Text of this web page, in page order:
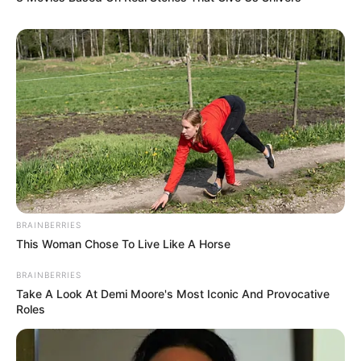
Como fazer caminha de cachorro com
camiseta
Já essa é uma casinha que também pode ser uma
caminha para seu pet. Assim, você poderá variar
para que seu cachorro possa ficar quentinho no
inverno e fresquinho durante o verão.
BRAINBERRIES
This Woman Chose To Live Like A Horse
BRAINBERRIES
Take A Look At Demi Moore's Most Iconic And Provocative
Roles